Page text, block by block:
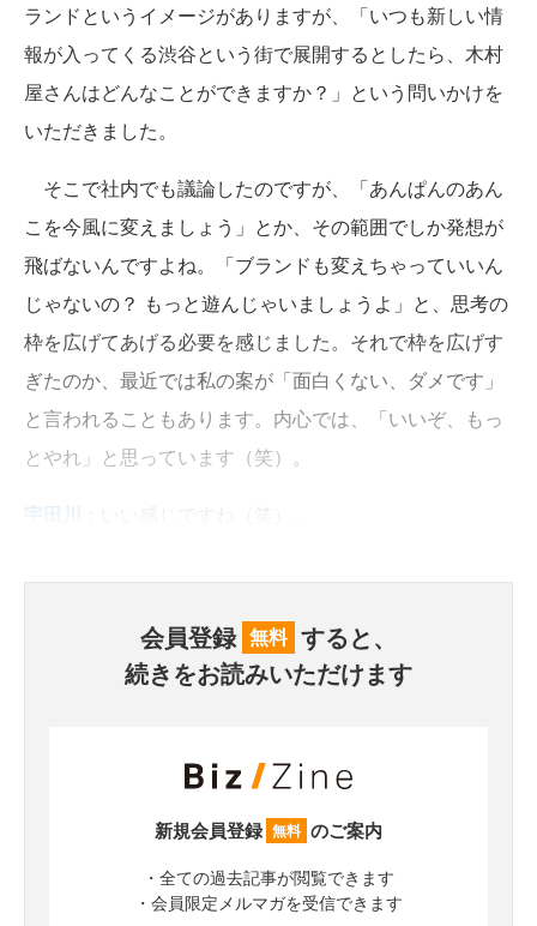
ランドというイメージがありますが、「いつも新しい情
報が入ってくる渋谷という街で展開するとしたら、木村
屋さんはどんなことができますか？」という問いかけを
いただきました。
そこで社内でも議論したのですが、「あんぱんのあん
こを今風に変えましょう」とか、その範囲でしか発想が
飛ばないんですよね。「ブランドも変えちゃっていいん
じゃないの？ もっと遊んじゃいましょうよ」と、思考の
枠を広げてあげる必要を感じました。それで枠を広げす
ぎたのか、最近では私の案が「面白くない、ダメです」
と言われることもあります。内心では、「いいぞ、もっ
とやれ」と思っています（笑）。
宇田川
会員登録 無料 すると、
続きをお読みいただけます
新規会員登録 無料 のご案内
・全ての過去記事が閲覧できます
・会員限定メルマガを受信できます